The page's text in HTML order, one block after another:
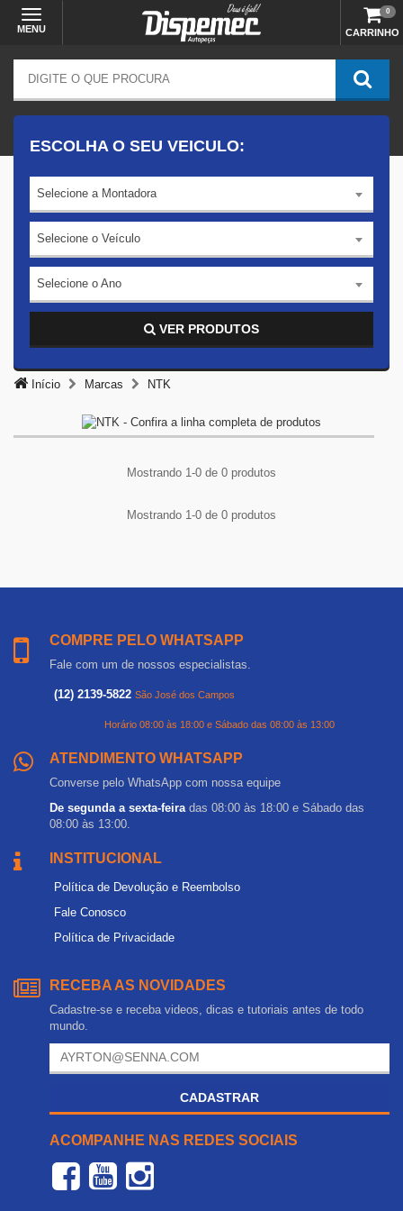
MENU CARRINHO
0
ESCOLHA O SEU VEICULO:
Selecione a Montadora
Selecione o Veículo
Selecione o Ano
VER PRODUTOS
Início Marcas NTK
Mostrando 1-0 de 0 produtos
Mostrando 1-0 de 0 produtos
COMPRE PELO WHATSAPP
Fale com um de nossos especialistas.
(12) 2139-5822 São José dos Campos
Horário 08:00 às 18:00 e Sábado das 08:00 às 13:00
ATENDIMENTO WHATSAPP
Converse pelo WhatsApp com nossa equipe
De segunda a sexta-feira das 08:00 às 18:00 e Sábado das
08:00 às 13:00.
INSTITUCIONAL
Política de Devolução e Reembolso
Fale Conosco
Política de Privacidade
RECEBA AS NOVIDADES
Cadastre-se e receba videos, dicas e tutoriais antes de todo
mundo.
CADASTRAR
ACOMPANHE NAS REDES SOCIAIS